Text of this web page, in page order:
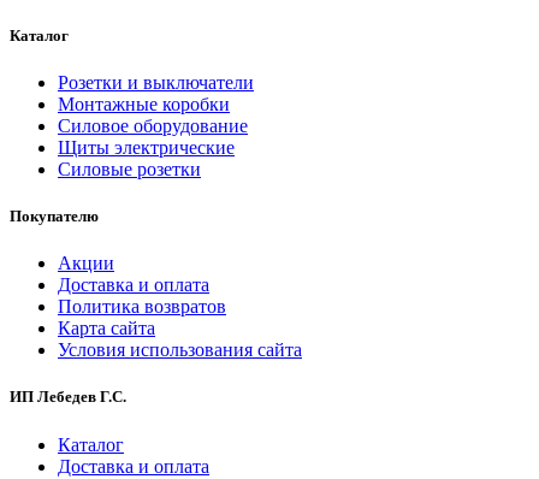
Каталог
Розетки и выключатели
Монтажные коробки
Силовое оборудование
Щиты электрические
Силовые розетки
Покупателю
Акции
Доставка и оплата
Политика возвратов
Карта сайта
Условия использования сайта
ИП Лебедев Г.С.
Каталог
Доставка и оплата